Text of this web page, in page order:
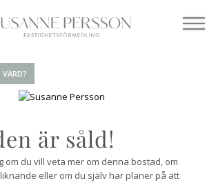
är såld!
om du vill veta mer om denna bostad, om
eller om du själv har planer på att